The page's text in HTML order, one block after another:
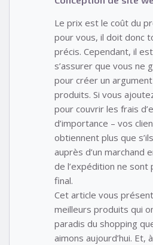
Le prix est le coût du
pour vous, il doit donc
précis. Cependant, il
s’assurer que vous ne
pour créer un
produits. Si vous
pour couvrir les frais
d’importance – vos
obtiennent plus que
auprès d’un marchand
de l’expédition ne sont
final.
Cet article vous
meilleurs produits qui
paradis du shopping
aimons aujourd’hui. Et,